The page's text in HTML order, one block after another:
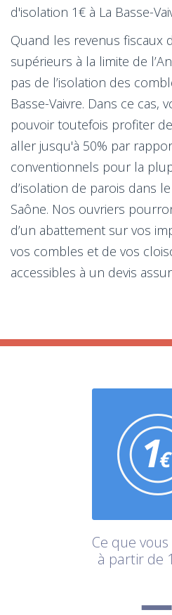
d'isolation 1€ à La Basse-
Quand les revenus fiscaux
supérieurs à la limite de
pas de l’isolation des
Basse-Vaivre. Dans ce cas,
pouvoir toutefois profiter
aller jusqu'à 50% par
conventionnels pour la
d’isolation de parois dans
Saône. Nos ouvriers
d’un abattement sur vos
vos combles et de vos
accessibles à un devis
Ce que
à partir de